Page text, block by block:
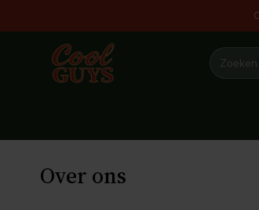
Over ons